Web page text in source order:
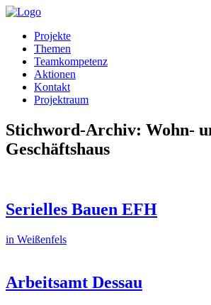
Projekte
Themen
Teamkompetenz
Aktionen
Kontakt
Projektraum
Stichword-Archiv: Wohn-
Geschäftshaus
Serielles Bauen EFH
in Weißenfels
Arbeitsamt Dessau